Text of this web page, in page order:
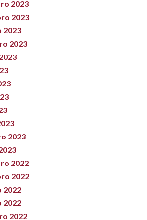
2023
2023
2023
2023
2023
2022
2022
2022
2022
2022